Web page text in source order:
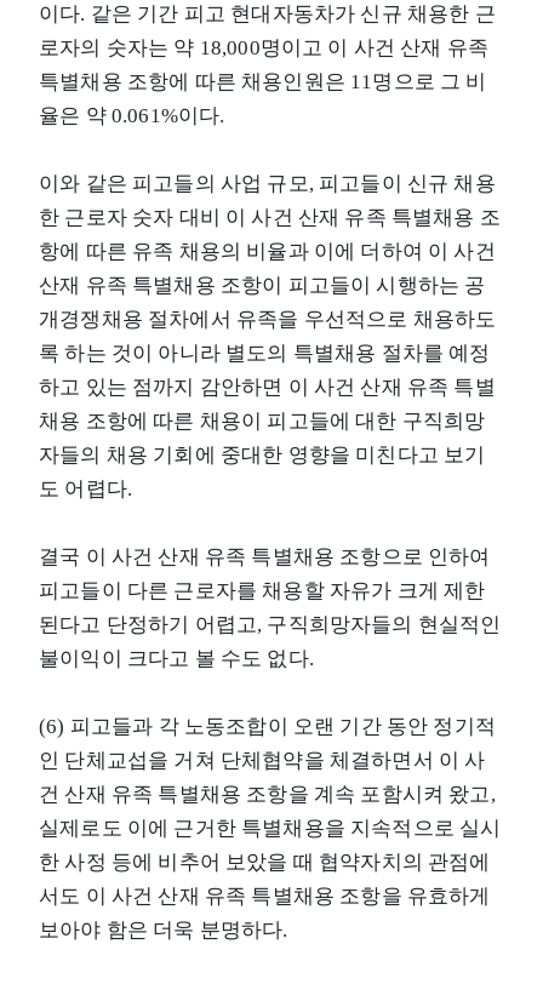
이다. 같은 기간 피고 현대자동차가 신규 채용한 근
로자의 숫자는 약 18,000명이고 이 사건 산재 유족
특별채용 조항에 따른 채용인원은 11명으로 그 비
율은 약 0.061%이다.
이와 같은 피고들의 사업 규모, 피고들이 신규 채용
한 근로자 숫자 대비 이 사건 산재 유족 특별채용 조
항에 따른 유족 채용의 비율과 이에 더하여 이 사건
산재 유족 특별채용 조항이 피고들이 시행하는 공
개경쟁채용 절차에서 유족을 우선적으로 채용하도
록 하는 것이 아니라 별도의 특별채용 절차를 예정
하고 있는 점까지 감안하면 이 사건 산재 유족 특별
채용 조항에 따른 채용이 피고들에 대한 구직희망
자들의 채용 기회에 중대한 영향을 미친다고 보기
도 어렵다.
결국 이 사건 산재 유족 특별채용 조항으로 인하여
피고들이 다른 근로자를 채용할 자유가 크게 제한
된다고 단정하기 어렵고, 구직희망자들의 현실적인
불이익이 크다고 볼 수도 없다.
(6) 피고들과 각 노동조합이 오랜 기간 동안 정기적
인 단체교섭을 거쳐 단체협약을 체결하면서 이 사
건 산재 유족 특별채용 조항을 계속 포함시켜 왔고,
실제로도 이에 근거한 특별채용을 지속적으로 실시
한 사정 등에 비추어 보았을 때 협약자치의 관점에
서도 이 사건 산재 유족 특별채용 조항을 유효하게
보아야 함은 더욱 분명하다.